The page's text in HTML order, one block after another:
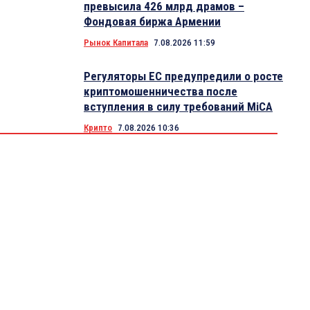
превысила 426 млрд драмов –
Фондовая биржа Армении
Рынок Капитала 7.08.2026 11:59
Регуляторы ЕС предупредили о росте
криптомошенничества после
вступления в силу требований MiCA
Крипто 7.08.2026 10:36